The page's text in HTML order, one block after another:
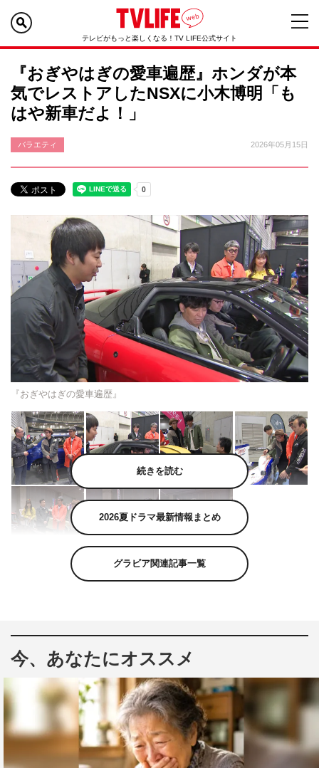
テレビがもっと楽しくなる！TV LIFE公式サイト
『おぎやはぎの愛車遍歴』ホンダが本
気でレストアしたNSXに小木博明「も
はや新車だよ！」
バラエティ 2026年05月15日
『おぎやはぎの愛車遍歴』
5月16日（土）放送の『おぎやはぎの愛車遍歴 NO CAR,
ショー「ノスタルジック2デイズ」を特集する。
前回、主に旧車販売店ブースを堪能した一行が、今回はさ
らなる深みを目指して、自動車メーカーや博物館、そして
未来の整備士が集う自動車整備学校のブースを直撃。180
社、280台もの旧車が集結した熱気あふれる会場で、岡田
と共にぶらり散歩を楽しむ。
続きを読む
2026夏ドラマ最新情報まとめ
グラビア関連記事一覧
今、あなたにオススメ